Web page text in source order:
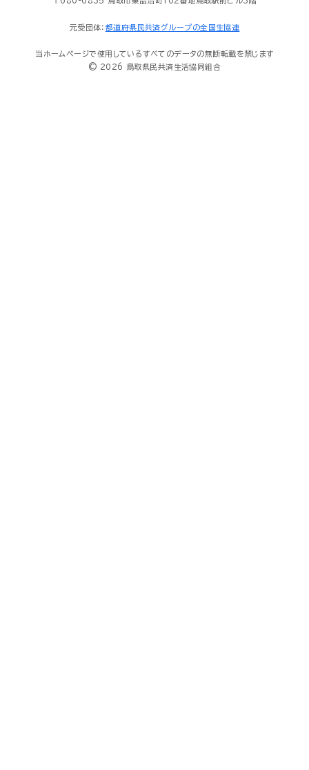
元受団体： 都道府県民共済グループの全国生協連
当ホームページで使用しているすべてのデータの無断転載を禁じます
© 2026 鳥取県民共済生活協同組合